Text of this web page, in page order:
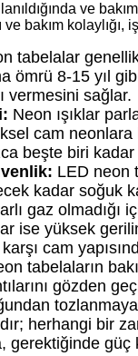
ve
ve bakım
tabelalar
ömrü 8-15 yıl
vermesini sağlar.
Neon ışıklar
cam
beşte biri
LED neon
kadar soğuk
gaz olmadığı
ise yüksek
cam
tabelaların
gözden
herhangi bir
gerektiğinde güç